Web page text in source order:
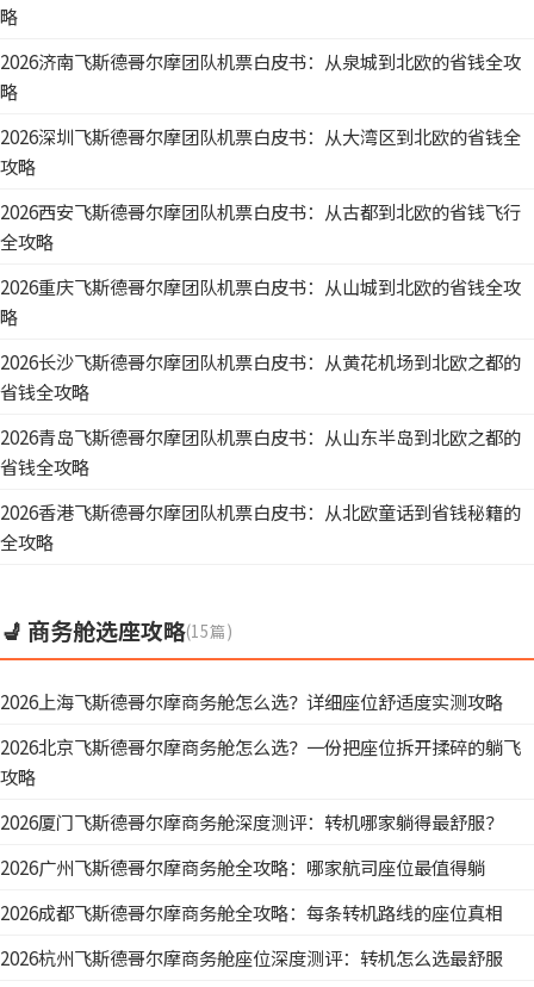
略
2026济南飞斯德哥尔摩团队机票白皮书：从泉城到北欧的省钱全攻
略
2026深圳飞斯德哥尔摩团队机票白皮书：从大湾区到北欧的省钱全
攻略
2026西安飞斯德哥尔摩团队机票白皮书：从古都到北欧的省钱飞行
全攻略
2026重庆飞斯德哥尔摩团队机票白皮书：从山城到北欧的省钱全攻
略
2026长沙飞斯德哥尔摩团队机票白皮书：从黄花机场到北欧之都的
省钱全攻略
2026青岛飞斯德哥尔摩团队机票白皮书：从山东半岛到北欧之都的
省钱全攻略
2026香港飞斯德哥尔摩团队机票白皮书：从北欧童话到省钱秘籍的
全攻略
💺 商务舱选座攻略(15篇)
2026上海飞斯德哥尔摩商务舱怎么选？详细座位舒适度实测攻略
2026北京飞斯德哥尔摩商务舱怎么选？一份把座位拆开揉碎的躺飞
攻略
2026厦门飞斯德哥尔摩商务舱深度测评：转机哪家躺得最舒服？
2026广州飞斯德哥尔摩商务舱全攻略：哪家航司座位最值得躺
2026成都飞斯德哥尔摩商务舱全攻略：每条转机路线的座位真相
2026杭州飞斯德哥尔摩商务舱座位深度测评：转机怎么选最舒服